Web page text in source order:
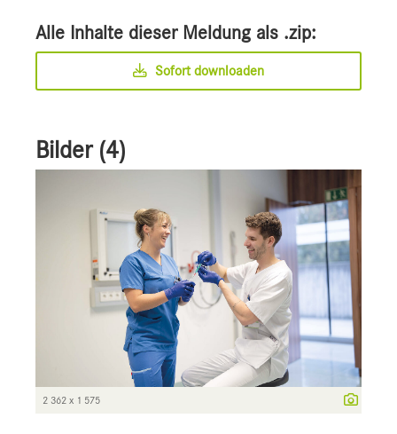
Alle Inhalte dieser Meldung als .zip:
Sofort downloaden
Bilder (4)
2 362 x 1 575